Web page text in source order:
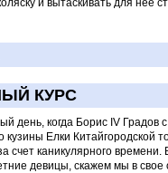
и вытаскивать для
КУРС
день, когда Борис IV
кузины Елки Китайгородской
счет каникулярного
девицы, скажем мы в свое